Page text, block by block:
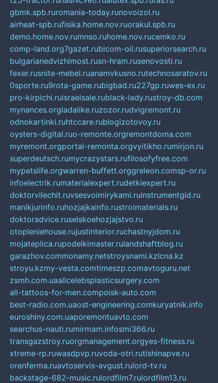
gbmk.spb.ruromania-today.runovoizol.ru
airheat-spb.rufisika.home.nov.ruorakul.spb.ru
demo.home.nov.rumnso.ruhome.nov.rucemko.ru
comp-land.org7gazet.rubicom-oil.rusuperiorsearch.ru
bulgarianedvizhimost.rusn-hram.rusenovosti.ru
fexer.rusnite-mebel.ruanamvkusno.rutechnosaratov.ru
0sporte.ru9rota-game.rubigbad.ru227gp.ruwes-ex.ru
pro-kirpichi.ruisraelsale.rublack-lady.rustroy-db.com
mynances.orgladalike.ruzozor.rudvigremont.ru
odnokartinki.ruhtccare.rublogizotovoy.ru
oysters-digital.ruo-remonte.orgremontdoma.com
myremont.orgportal-remonta.orgvyitikho.rumirjon.ru
superdeutsch.rumycrazystars.rufilosofyfree.com
mypetslife.orgwarren-buffett.orggreleon.comsp-or.ru
infoelectrik.rumaterialexpert.rudetkiexpert.ru
doktorvilechit.ruvsesvoimirykami.ruinstrumentgid.ru
manikjurinfo.ruhozjajkainfo.rustroimaterials.ru
doktoradvice.ruselskoehozjajstvo.ru
otopleniehouse.rujustinterior.ruchastnyjdom.ru
mojateplica.rupodelkimaster.rulandshaftblog.ru
garazhov.commonamy.netstroysnami.kzlcna.kz
stroyu.kzmy-vesta.comtimeszp.comavtoguru.net
zsmh.com.uaallcelebsplasticsurgery.com
all-tattoos-for-men.compoisk-auto.com
best-radio.com.uaost-engineering.comkuryatnik.info
euroshiny.com.uaporemontuavto.com
searchus-nauti.rumirmam.infosmi366.ru
transgazstroy.ruorgmanagement.orgyes-fitness.ru
xtreme-rp.ruwasdpvp.ruvoda-otri.rutishinapve.ru
orenferma.ruavtoservis-avgust.rulord-tv.ru
backstage-682-music.rulordfilm7.rulordfilm13.ru